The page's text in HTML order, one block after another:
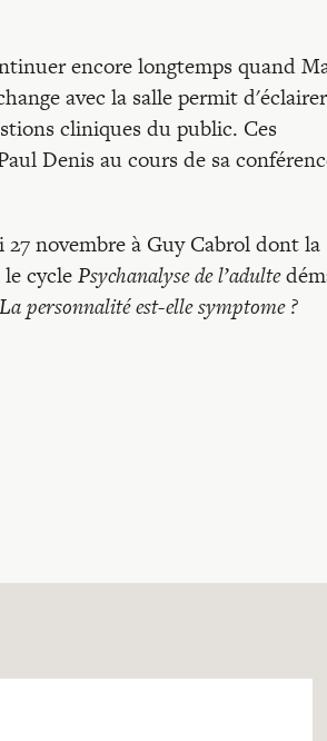
encore longtemps quand
avec la salle permit
cliniques du public. Ces
Denis au cours de sa
novembre à Guy Cabrol dont la
cyclePsychanalyse de l’adulte
La personnalité est-elle symptome ?